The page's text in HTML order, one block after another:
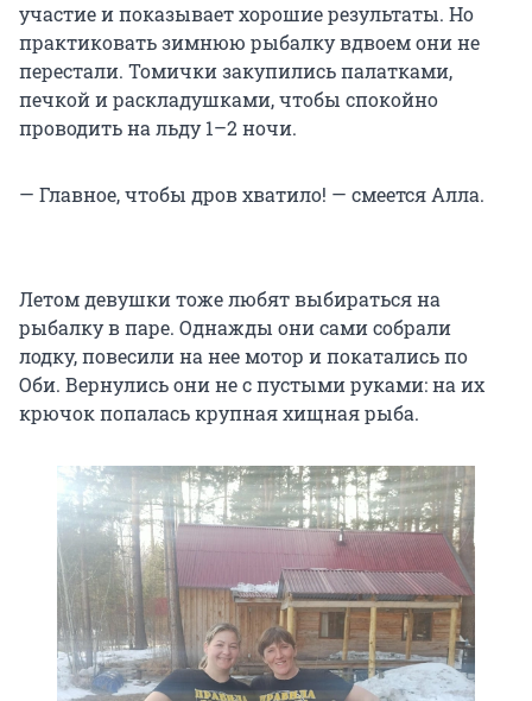
участие и показывает хорошие результаты. Но
практиковать зимнюю рыбалку вдвоем они не
перестали. Томички закупились палатками,
печкой и раскладушками, чтобы спокойно
проводить на льду1–2 ночи.
— Главное, чтобы дров хватило! — смеется Алла.
Летом девушки тоже любят выбираться на
рыбалку в паре. Однажды они сами собрали
лодку, повесили на нее мотор и покатались по
Оби. Вернулись они не с пустыми руками: на их
крючок попалась крупная хищная рыба.